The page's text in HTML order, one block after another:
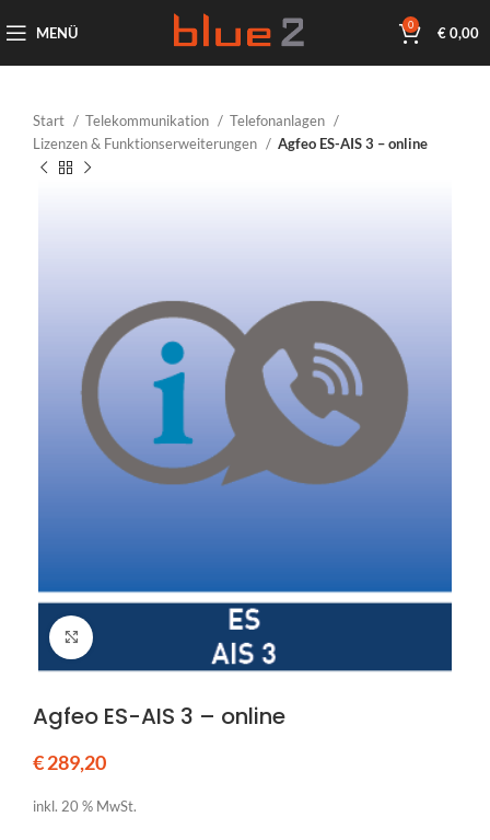
MENÜ 0 €0,00
Start Telekommunikation
Telefonanlagen
Lizenzen & Funktionserweiterungen
Agfeo ES-AIS 3 – online
Agfeo ES-AIS 3 – online
€289,20
inkl. 20 % MwSt.